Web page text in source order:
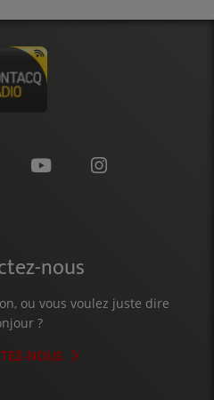
nous
ou vous voulez juste dire
?
NOUS